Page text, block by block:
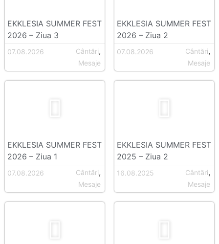
EKKLESIA SUMMER FEST
2026 – Ziua 3
07.08.2026 Cântări,
Mesaje
EKKLESIA SUMMER FEST
2026 – Ziua 2
07.08.2026 Cântări,
Mesaje
EKKLESIA SUMMER FEST
2026 – Ziua 1
07.08.2026 Cântări,
Mesaje
EKKLESIA SUMMER FEST
2025 – Ziua 2
16.08.2025 Cântări,
Mesaje